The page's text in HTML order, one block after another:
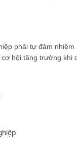
phải tự đảm
hội tăng trưởng khi